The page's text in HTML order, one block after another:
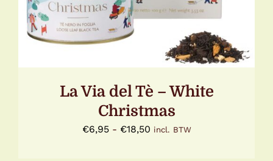
DEZE
OPTIE
GEKOZEN
WORDEN
OP
PRODUCTPAGINA
La Via del Tè – White
Christmas
€6,95 - €18,50Prijsklasse:
incl. BTW